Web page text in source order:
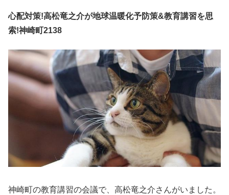
心配対策!高松竜之介が地球温暖化予防策&教育講習を思
索!神崎町2138
神崎町の教育講習の会議で、高松竜之介さんがいました。